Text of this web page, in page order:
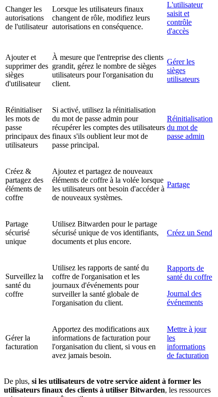
Changer les
autorisations
de l'utilisateur
Lorsque les utilisateurs finaux
changent de rôle, modifiez leurs
autorisations en conséquence.
L'utilisateur
saisit et
contrôle
d'accès
Ajouter et
supprimer des
sièges
d'utilisateur
À mesure que l'entreprise des clients
grandit, gérez le nombre de sièges
utilisateurs pour l'organisation du
client.
Gérer les
sièges
utilisateurs
Réinitialiser
les mots de
passe
principaux des
utilisateurs
Si activé, utilisez la réinitialisation
du mot de passe admin pour
récupérer les comptes des utilisateurs
finaux s'ils oublient leur mot de
passe principal.
Réinitialisation
du mot de
passe admin
Créez &
partagez des
éléments de
coffre
Ajoutez et partagez de nouveaux
éléments de coffre à la volée lorsque
les utilisateurs ont besoin d'accéder à
de nouveaux systèmes.
Partage
Partage
sécurisé
unique
Utilisez Bitwarden pour le partage
sécurisé unique de vos identifiants,
documents et plus encore.
Créez un Send
Surveillez la
santé du
coffre
Utilisez les rapports de santé du
coffre de l'organisation et les
journaux d'événements pour
surveiller la santé globale de
l'organisation du client.
Rapports de
santé du coffre
Journal des
événements
Gérer la
facturation
Apportez des modifications aux
informations de facturation pour
l'organisation du client, si vous en
avez jamais besoin.
Mettre à jour
les
informations
de facturation
De plus, si les utilisateurs de votre service aident à former les
utilisateurs finaux des clients à utiliser Bitwarden, les ressources